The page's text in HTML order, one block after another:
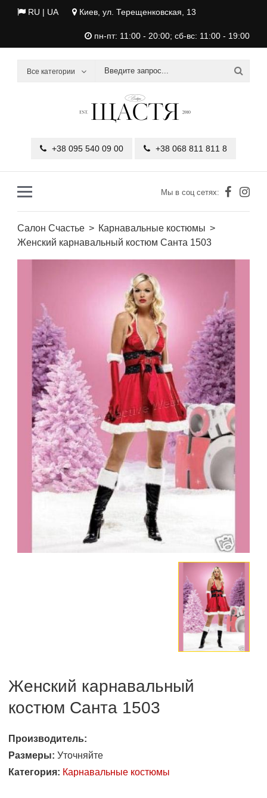
RU | UA Киев, ул. Терещенковская, 13
пн-пт: 11:00 - 20:00; сб-вс: 11:00 - 19:00
Все категории
+38 095 540 09 00 +38 068 811 811 8
Мы в соц сетях:
Салон Счастье
Карнавальные костюмы
Женский карнавальный костюм Санта 1503
Женский карнавальный
костюм Санта 1503
Производитель:
Размеры: Уточняйте
Категория: Карнавальные костюмы